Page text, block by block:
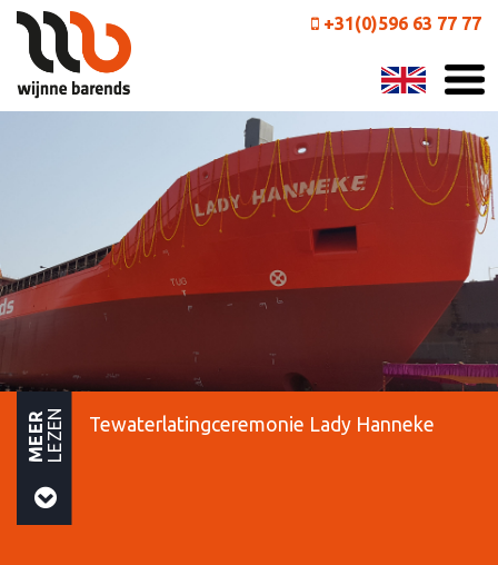
+31(0)596 63 77 77
MEERLEZEN Tewaterlatingceremonie Lady Hanneke